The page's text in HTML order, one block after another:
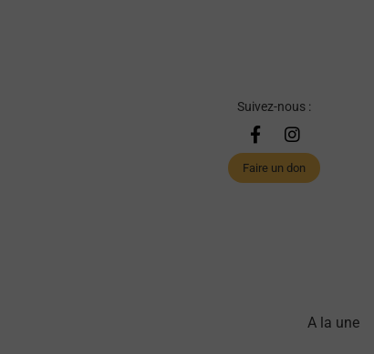
Suivez-nous :
Faire un don
A la une